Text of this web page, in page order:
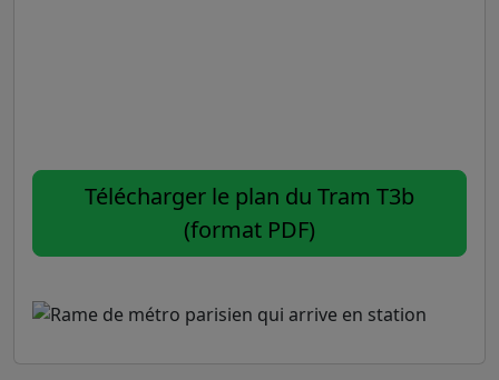
Télécharger le plan du Tram T3b
(format PDF)